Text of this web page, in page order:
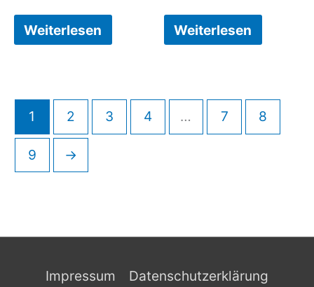
Weiterlesen Weiterlesen
1 2 3 4 … 7 8
9 →
Impressum Datenschutzerklärung